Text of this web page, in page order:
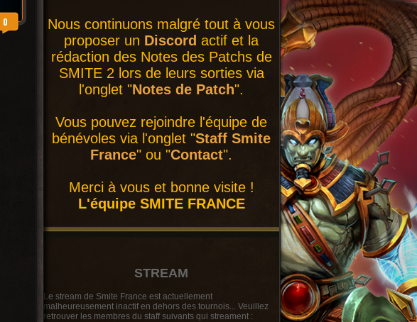
0
Nous continuons malgré tout à vous
proposer un Discord actif et la
rédaction des Notes des Patchs de
SMITE 2 lors de leurs sorties via
l'onglet "Notes de Patch".
Vous pouvez rejoindre l'équipe de
bénévoles via l'onglet "Staff Smite
France" ou "Contact".
Merci à vous et bonne visite !
L'équipe SMITE FRANCE
STREAM
Le stream de Smite France est actuellement
malheureusement inactif en dehors des tournois... Veuillez
retrouver les membres du staff suivants qui streament :